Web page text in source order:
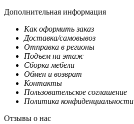
Дополнительная информация
Как оформить заказ
Доставка/самовывоз
Отправка в регионы
Подъем на этаж
Сборка мебели
Обмен и возврат
Контакты
Пользовательское соглашение
Политика конфиденциальности
Отзывы о нас